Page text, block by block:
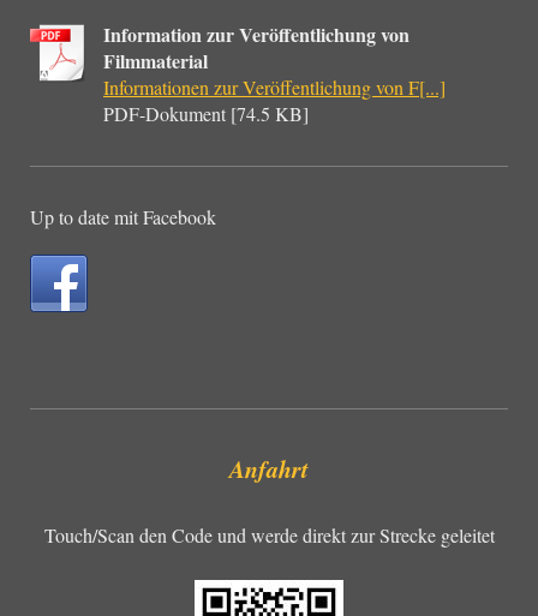
Information zur Veröffentlichung von
Filmmaterial
Informationen zur Veröffentlichung von F[...]
PDF-Dokument [74.5 KB]
Up to date mit Facebook
Anfahrt
Touch/Scan den Code und werde direkt zur Strecke geleitet